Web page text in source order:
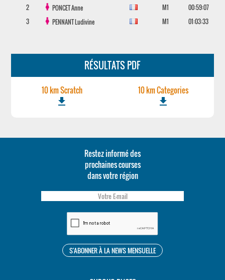
2
PONCETAnne M1
00:59:07
3
PENNANTLudivine M1 01:03:33
RÉSULTATS PDF
10 km Scratch
file_download
10 km Categories
file_download
Restez informé des
prochaines courses
dans votre région